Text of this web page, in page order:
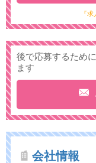
『
後で応募するため
ます
会社情報